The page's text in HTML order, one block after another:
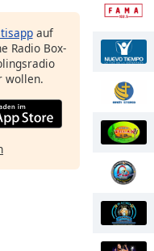
auf
Radio Box-
wollen.